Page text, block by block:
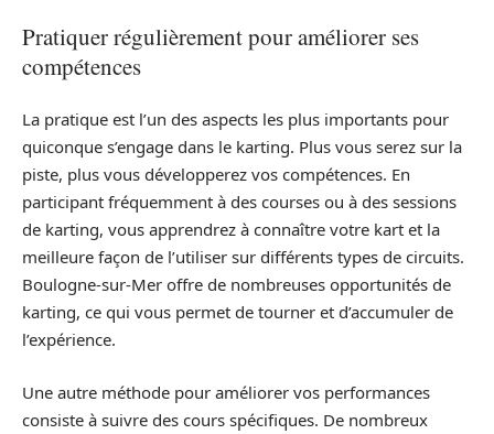
Pratiquer régulièrement pour améliorer ses
compétences
La pratique est l’un des aspects les plus importants pour
quiconque s’engage dans le karting. Plus vous serez sur la
piste, plus vous développerez vos compétences. En
participant fréquemment à des courses ou à des sessions
de karting, vous apprendrez à connaître votre kart et la
meilleure façon de l’utiliser sur différents types de circuits.
Boulogne-sur-Mer offre de nombreuses opportunités de
karting, ce qui vous permet de tourner et d’accumuler de
l’expérience.
Une autre méthode pour améliorer vos performances
consiste à suivre des cours spécifiques. De nombreux